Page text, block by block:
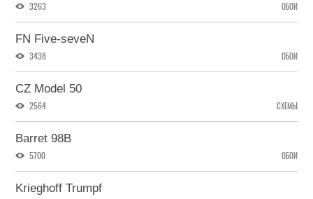
3263 ОБОИ
FN Five-seveN
3438 ОБОИ
CZ Model 50
2564 СХЕМЫ
Barret 98B
5700 ОБОИ
Krieghoff Trumpf